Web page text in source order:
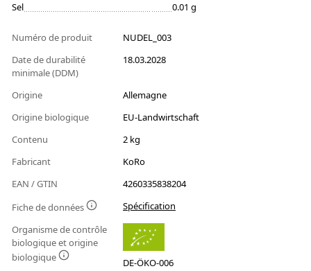
Sel
0.01 g
Numéro de produit
NUDEL_003
Date de durabilité
minimale (DDM)
18.03.2028
Origine
Allemagne
Origine biologique
EU-Landwirtschaft
Contenu
2 kg
Fabricant
KoRo
EAN / GTIN
4260335838204
Fiche de données
Spécification
Organisme de contrôle
biologique et origine
biologique
DE-ÖKO-006